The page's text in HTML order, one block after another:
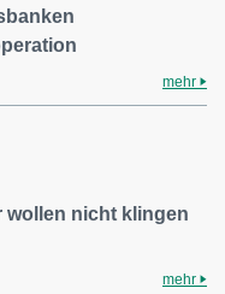
mehr
wollen nicht klingen
mehr